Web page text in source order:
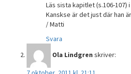
Läs sista kapitlet (s.106-107)
Kanskse är det just där han
/ Matti
Svara
Ola Lindgren skriver: